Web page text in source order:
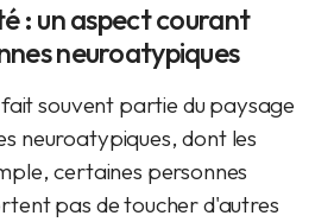
: un aspect courant
neuroatypiques
souvent partie du paysage
neuroatypiques, dont les
certaines personnes
pas de toucher d'autres